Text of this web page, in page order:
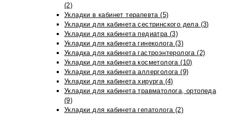
(2)
Укладки в кабинет терапевта (5)
Укладки для кабинета сестринского дела (3)
Укладки для кабинета педиатра (3)
Укладки для кабинета гинеколога (3)
Укладка для кабинета гастроэнтеролога (2)
Укладки для кабинета косметолога (10)
Укладки для кабинета аллерголога (9)
Укладки для кабинета хирурга (4)
Укладки для кабинета травматолога, ортопеда
(9)
Укладки для кабинета гепатолога (2)